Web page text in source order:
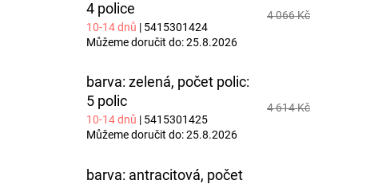
4 police
10-14 dnů | 5415301424
Můžeme doručit do:25.8.2026
4 066 Kč
barva: zelená, počet polic:
5 polic
10-14 dnů | 5415301425
Můžeme doručit do:25.8.2026
4 614 Kč
barva: antracitová, počet